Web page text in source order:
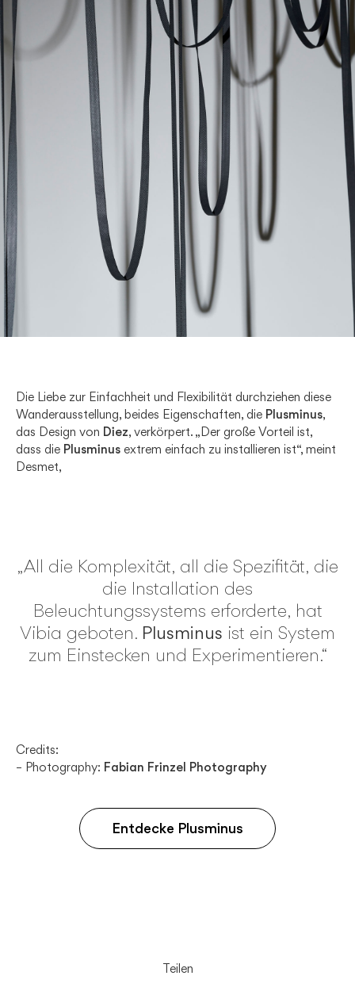
Die Liebe zur Einfachheit und Flexibilität durchziehen diese
Wanderausstellung, beides Eigenschaften, die Plusminus,
das Design von Diez, verkörpert. „Der große Vorteil ist,
dass die Plusminus extrem einfach zu installieren ist“, meint
Desmet,
„All die Komplexität, all die Spezifität, die
die Installation des
Beleuchtungssystems erforderte, hat
Vibia geboten. Plusminus ist ein System
zum Einstecken und Experimentieren.“
Credits:
– Photography: Fabian Frinzel Photography
Entdecke Plusminus
Teilen